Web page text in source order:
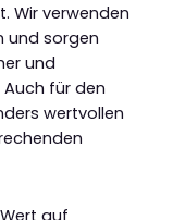
Wir verwenden
und sorgen
und
für den
wertvollen